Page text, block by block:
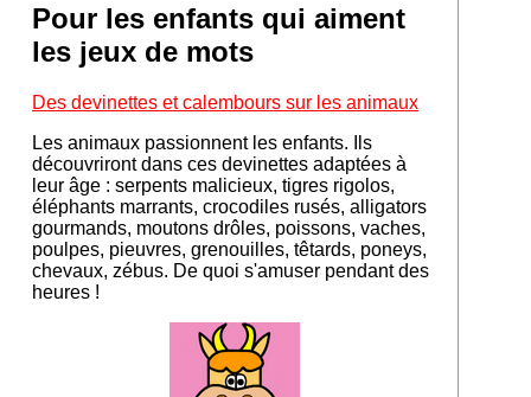
Pour les enfants qui aiment
les jeux de mots
Des devinettes et calembours sur les animaux
Les animaux passionnent les enfants. Ils
découvriront dans ces devinettes adaptées à
leur âge : serpents malicieux, tigres rigolos,
éléphants marrants, crocodiles rusés, alligators
gourmands, moutons drôles, poissons, vaches,
poulpes, pieuvres, grenouilles, têtards, poneys,
chevaux, zébus. De quoi s'amuser pendant des
heures !